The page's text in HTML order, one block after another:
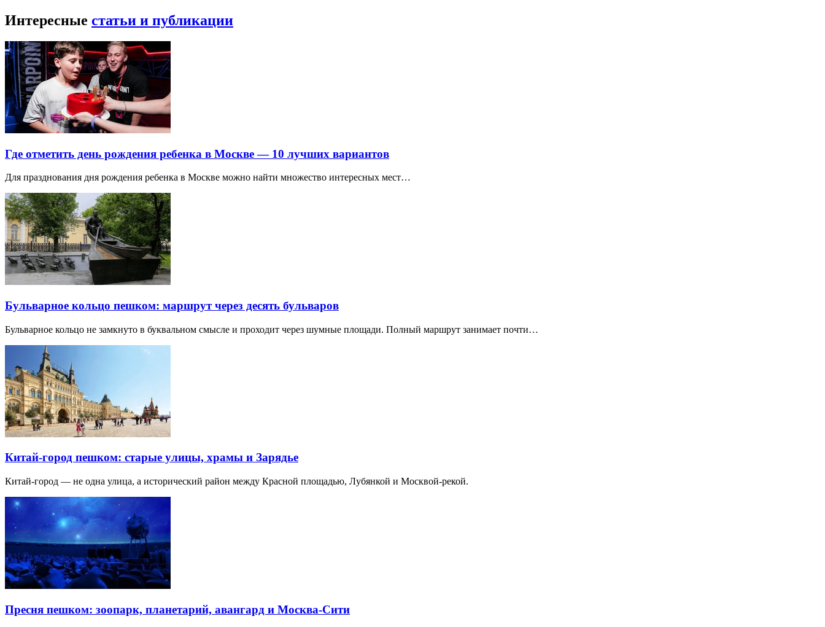
Интересные статьи и публикации
Где отметить день рождения ребенка в Москве — 10 лучших вариантов
Для празднования дня рождения ребенка в Москве можно найти множество интересных мест…
Бульварное кольцо пешком: маршрут через десять бульваров
Бульварное кольцо не замкнуто в буквальном смысле и проходит через шумные площади. Полный маршрут занимает почти…
Китай-город пешком: старые улицы, храмы и Зарядье
Китай-город — не одна улица, а исторический район между Красной площадью, Лубянкой и Москвой-рекой.
Пресня пешком: зоопарк, планетарий, авангард и Москва-Сити